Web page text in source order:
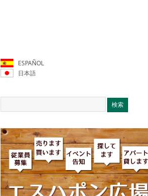
ESPAÑOL
日本語